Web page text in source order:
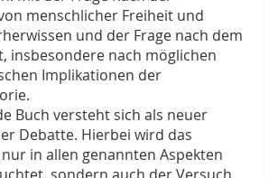
menschlicher Freiheit und
und der Frage nach dem
insbesondere nach möglichen
Implikationen der
Buch versteht sich als neuer
Debatte. Hierbei wird das
in allen genannten Aspekten